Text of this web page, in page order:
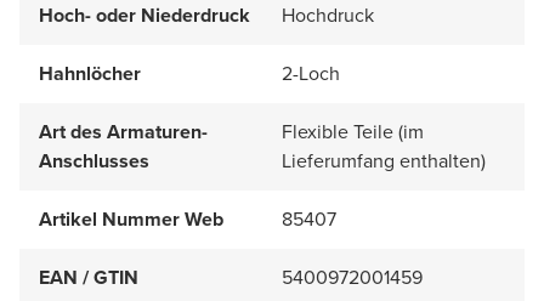
Hoch- oder Niederdruck
Hochdruck
Hahnlöcher 2-Loch
Art des Armaturen-
Anschlusses
Flexible Teile (im
Lieferumfang enthalten)
Artikel Nummer Web 85407
EAN / GTIN 5400972001459